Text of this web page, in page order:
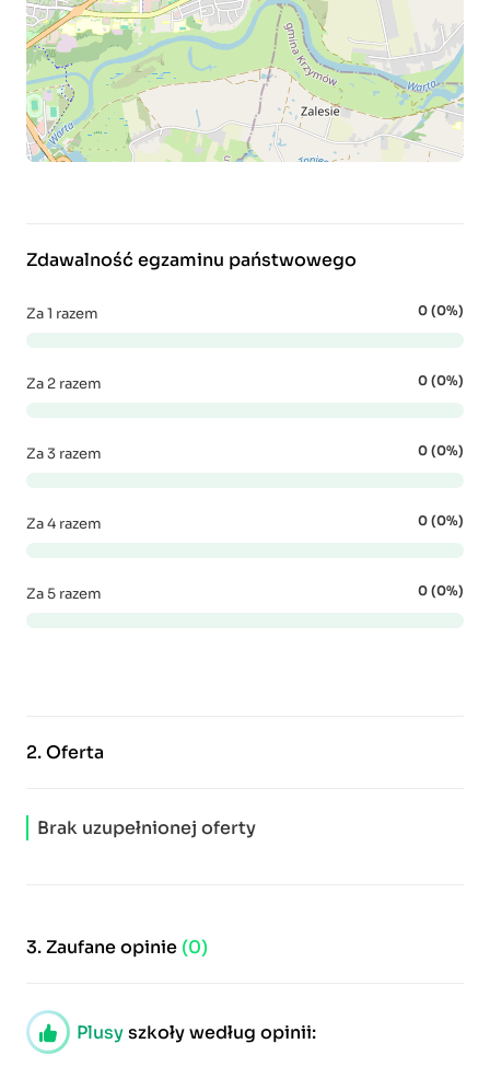
Zdawalność egzaminu państwowego
Za 1 razem 0 (0%)
Za 2 razem 0 (0%)
Za 3 razem 0 (0%)
Za 4 razem 0 (0%)
Za 5 razem 0 (0%)
2.Oferta
Brak uzupełnionej oferty
3.Zaufane opinie (0)
Plusyszkoły według opinii: